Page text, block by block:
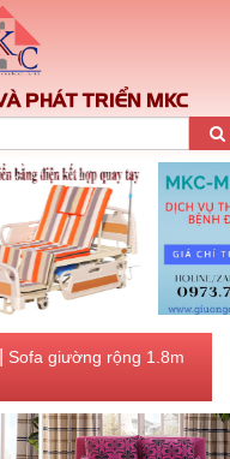
PHÁT TRIỂN MKC
Sofa giường rộng 1.8m